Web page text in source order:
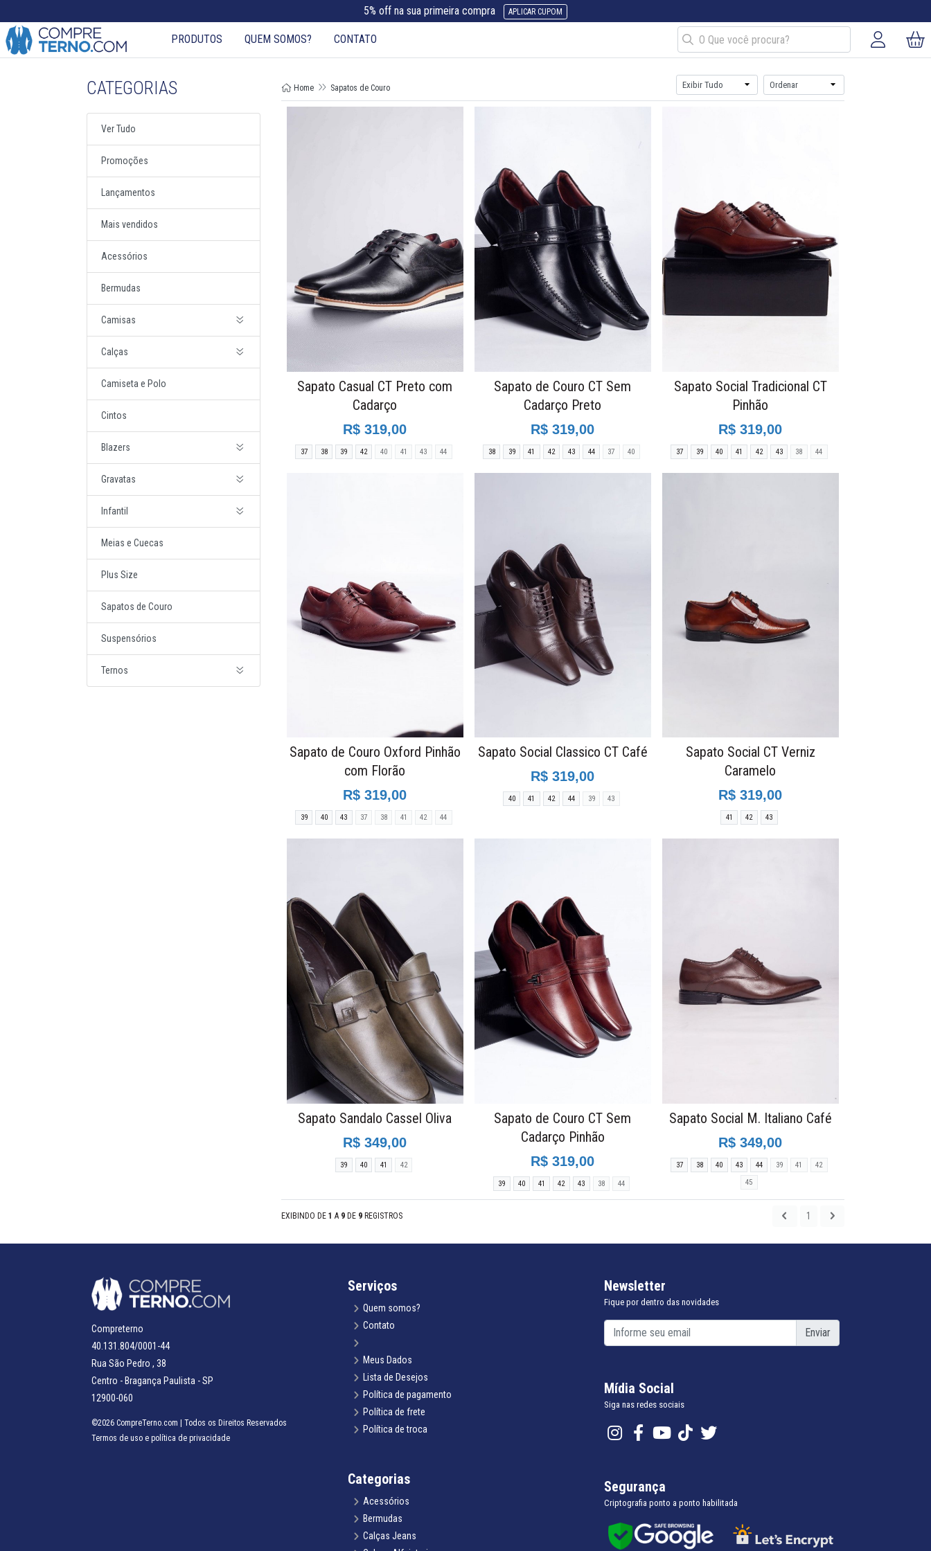
CATEGORIAS
Ver Tudo
Promoções
Lançamentos
Mais vendidos
Acessórios
Bermudas
Camisas
Calças
Camiseta e Polo
Cintos
Blazers
Gravatas
Infantil
Meias e Cuecas
Plus Size
Sapatos de Couro
Suspensórios
Ternos
Home Sapatos de Couro
Sapato Casual CT Preto com
Cadarço
R$ 319,00
37 38 39 42 40 41 43 44
Sapato de Couro CT Sem
Cadarço Preto
R$ 319,00
38 39 41 42 43 44 37 40
Sapato Social Tradicional CT
Pinhão
R$ 319,00
37 39 40 41 42 43 38 44
Sapato de Couro Oxford Pinhão
com Florão
R$ 319,00
39 40 43 37 38 41 42 44
Sapato Social Classico CT Café
R$ 319,00
40 41 42 44 39 43
Sapato Social CT Verniz
Caramelo
R$ 319,00
41 42 43
Sapato Sandalo Cassel Oliva
R$ 349,00
39 40 41 42
Sapato de Couro CT Sem
Cadarço Pinhão
R$ 319,00
39 40 41 42 43 38 44
Sapato Social M. Italiano Café
R$ 349,00
37 38 40 43 44 39 41
42
45
EXIBINDO DE 1 A 9 DE 9 REGISTROS 1
Compreterno
40.131.804/0001-44
Rua São Pedro , 38
Centro - Bragança Paulista - SP
12900-060
©2026 CompreTerno.com | Todos os Direitos Reservados
Termos de uso e política de privacidade
Serviços
Quem somos?
Contato
Meus Dados
Lista de Desejos
Política de pagamento
Política de frete
Política de troca
Categorias
Acessórios
Bermudas
Calças Jeans
Newsletter
Fique por dentro das novidades
Enviar
Mídia Social
Siga nas redes sociais
Segurança
Criptografia ponto a ponto habilitada
5% off na sua primeira compra APLICAR CUPOM
PRODUTOS QUEM SOMOS? CONTATO